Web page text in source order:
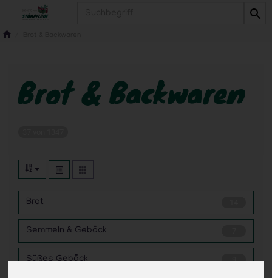
Brot & Backwaren
Brot
Semmeln & Gebäck
9
Süßes Gebäck